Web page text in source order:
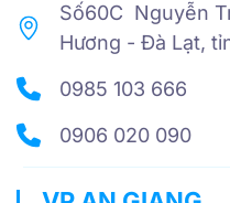
Số60C Nguyễn
Hương - Đà Lạt,
0985 103 666
0906 020 090